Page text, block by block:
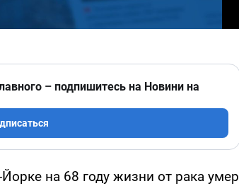
– подпишитесь на Новини на
на 68 году жизни от рака умер